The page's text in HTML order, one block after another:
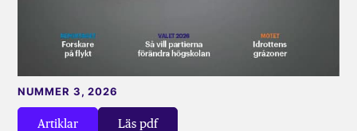
Artiklar Läs pdf
NUMMER 3, 2026